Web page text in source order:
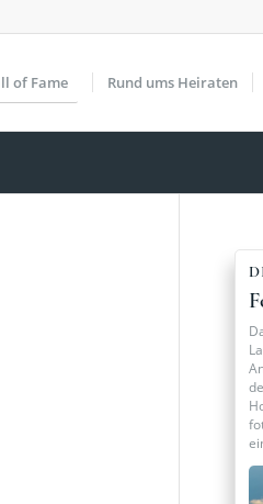
of Fame Rund ums Heiraten